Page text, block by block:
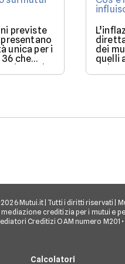
previste
unica per i
che
la
dei
quelli
Nel
dei
una
Mutui.it | Tutti i diritti riservati |
mediazione creditizia per i mutui e
Creditizi OAM numero M201 •
Calcolatori